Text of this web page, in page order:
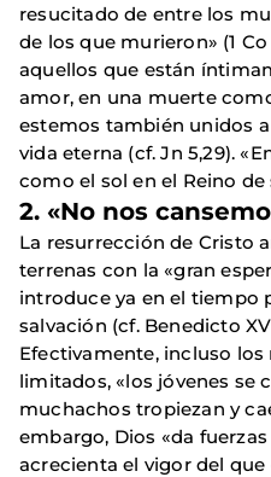
resucitado de entre los
de los que murieron» (1 Co
aquellos que están
amor, en una muerte
estemos también unidos
vida eterna (cf. Jn 5,29).
como el sol en el Reino de
2. «No nos
La resurrección de Cristo
terrenas con la «gran
introduce ya en el tiempo
salvación (cf. Benedicto
Efectivamente, incluso
limitados, «los jóvenes se
muchachos tropiezan y
embargo, Dios «da
acrecienta el vigor del